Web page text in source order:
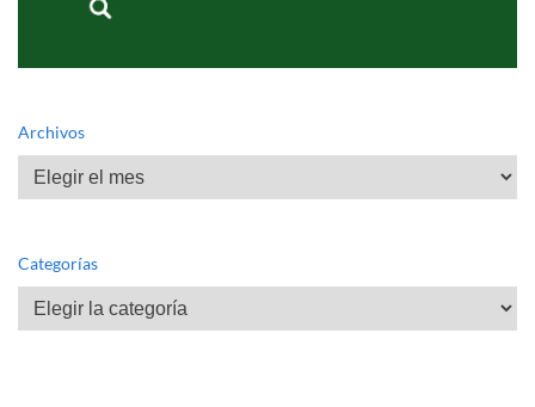
Archivos
Archivos
Categorías
Categorías